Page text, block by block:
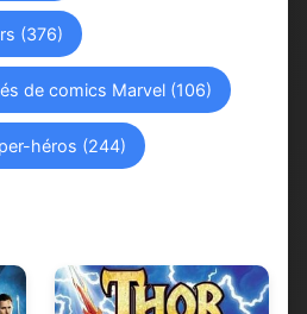
(376)
de comics Marvel (106)
héros (244)